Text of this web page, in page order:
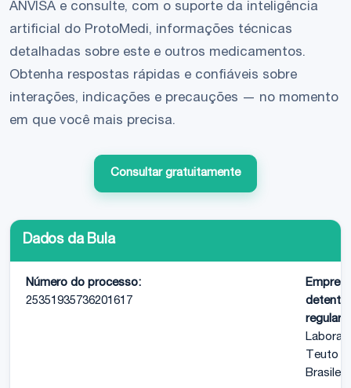
ANVISA e consulte, com o suporte da inteligência
artificial do ProtoMedi, informações técnicas
detalhadas sobre este e outros medicamentos.
Obtenha respostas rápidas e confiáveis sobre
interações, indicações e precauções — no momento
em que você mais precisa.
Consultar gratuitamente
Dados da Bula
Número do processo:
25351935736201617
Teuto